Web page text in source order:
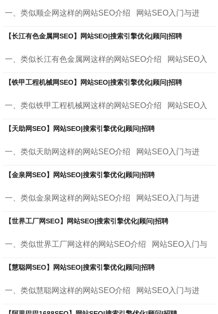
一、类似顺企网这样的网站SEO介绍 网站SEO入门与进
对...
【长江有色金属网SEO】网站SEO|搜索引擎优化|顾问|招聘
一、类似长江有色金属网这样的网站SEO介绍 网站SEO入
【铁甲工程机械网SEO】网站SEO|搜索引擎优化|顾问|招聘
一、类似铁甲工程机械网这样的网站SEO介绍 网站SEO入
【天助网SEO】网站SEO|搜索引擎优化|顾问|招聘
一、类似天助网这样的网站SEO介绍 网站SEO入门与进
对...
【金泉网SEO】网站SEO|搜索引擎优化|顾问|招聘
一、类似金泉网这样的网站SEO介绍 网站SEO入门与进
对...
【世界工厂网SEO】网站SEO|搜索引擎优化|顾问|招聘
一、类似世界工厂网这样的网站SEO介绍 网站SEO入门与
【慧聪网SEO】网站SEO|搜索引擎优化|顾问|招聘
一、类似慧聪网这样的网站SEO介绍 网站SEO入门与进
对...